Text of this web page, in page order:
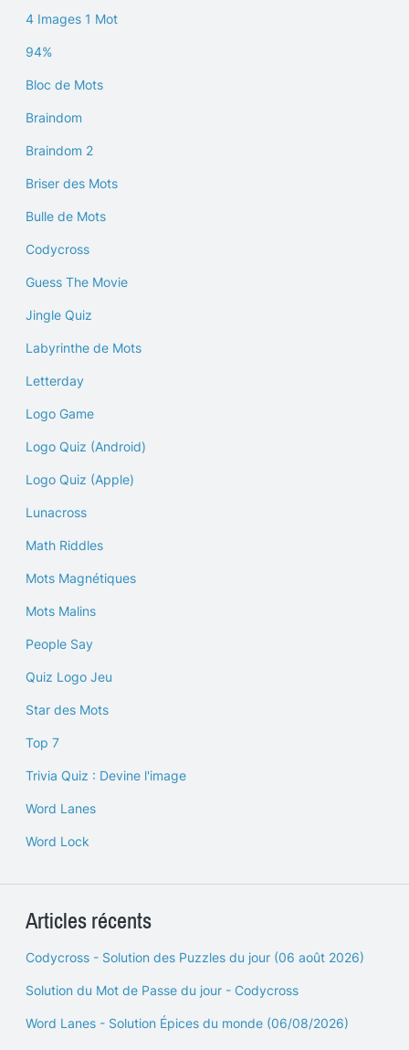
4 Images 1 Mot
94%
Bloc de Mots
Braindom
Braindom 2
Briser des Mots
Bulle de Mots
Codycross
Guess The Movie
Jingle Quiz
Labyrinthe de Mots
Letterday
Logo Game
Logo Quiz (Android)
Logo Quiz (Apple)
Lunacross
Math Riddles
Mots Magnétiques
Mots Malins
People Say
Quiz Logo Jeu
Star des Mots
Top 7
Trivia Quiz : Devine l'image
Word Lanes
Word Lock
Articles récents
Codycross - Solution des Puzzles du jour (06 août 2026)
Solution du Mot de Passe du jour - Codycross
Word Lanes - Solution Épices du monde (06/08/2026)